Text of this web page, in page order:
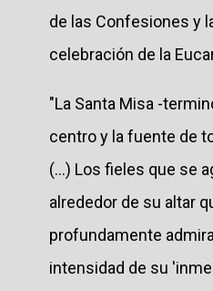
de las Confesiones y
celebración de la
"La Santa Misa -
centro y la fuente de
(...) Los fieles que se
alrededor de su altar
profundamente
intensidad de su